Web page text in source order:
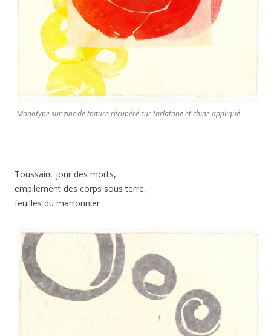
Monotype sur zinc de toiture récupéré sur tarlatane et chine appliqué
Toussaint jour des morts,
empilement des corps sous terre,
feuilles du marronnier